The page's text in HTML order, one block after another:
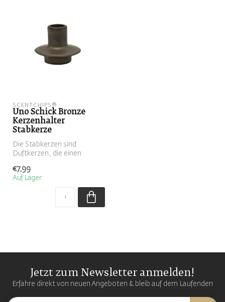
SCENTCHIPS®
Uno Schick Bronze
Kerzenhalter
Stabkerze
Die Stabkerzen sind
Duftkerzen, die einen
verbreiten. Sie sind ...
€7,99
Auf Lager
Jetzt zum Newsletter anmelden!
Erfahre direkt von neuen Angeboten & bleib auf dem Laufenden